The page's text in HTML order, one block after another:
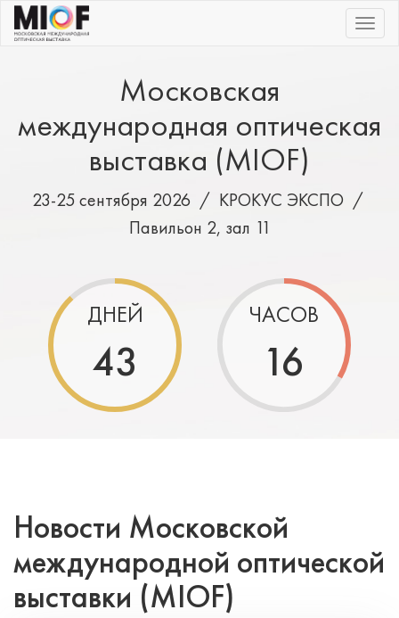
|||
Московская
международная оптическая
выставка (MIOF)
23-25 сентября 2026 / КРОКУС ЭКСПО /
Павильон 2, зал 11
ДНЕЙ
43
ЧАСОВ
16
Новости Московской
международной оптической
выставки (MIOF)